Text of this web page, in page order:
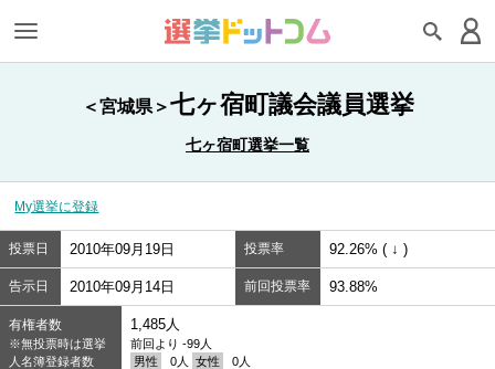
＜宮城県＞七ヶ宿町議会議員選挙
七ヶ宿町選挙一覧
My選挙に登録
投票日 2010年09月19日 投票率 92.26% ( ↓ )
告示日 2010年09月14日 前回投票率 93.88%
有権者数
※無投票時は選挙
人名簿登録者数
1,485人
前回より -99人
男性
0人 女性 0人